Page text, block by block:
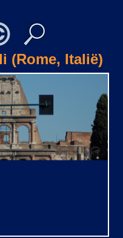
(Rome, Italië)